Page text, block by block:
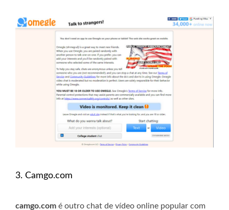
3. Camgo.com
camgo.com é outro chat de vídeo online popular com